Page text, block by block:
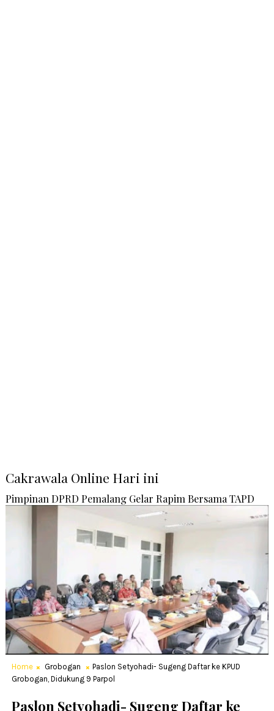
Cakrawala Online Hari ini
Pimpinan DPRD Pemalang Gelar Rapim Bersama TAPD
Home Grobogan
Paslon Setyohadi- Sugeng Daftar ke KPUD
Grobogan, Didukung 9 Parpol
Paslon Setyohadi- Sugeng Daftar ke